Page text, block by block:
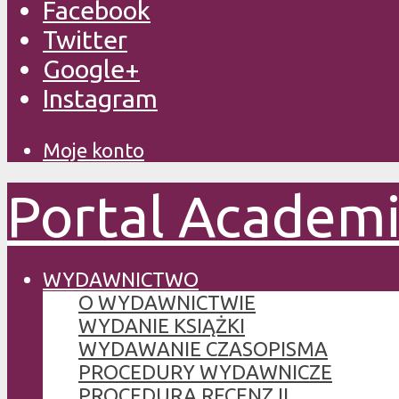
Facebook
Twitter
Google+
Instagram
Moje konto
Portal
WYDAWNICTWO
O WYDAWNICTWIE
WYDANIE KSIĄŻKI
WYDAWANIE CZASOPISMA
PROCEDURY WYDAWNICZE